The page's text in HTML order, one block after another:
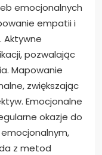
emocjonalnych
empatii i
Aktywne
pozwalając
Mapowanie
zwiększając
Emocjonalne
okazje do
z metod